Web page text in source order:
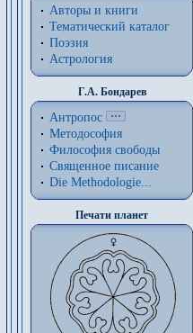
Авторы и книги
Тематический каталог
Поэзия
Астрология
Г.А. Бондарев
Антропос
Методософия
Философия cвободы
Священное писание
Die Methodologie...
Печати планет